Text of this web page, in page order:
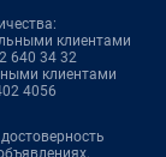
клиентами
640 34 32
клиентами
4056